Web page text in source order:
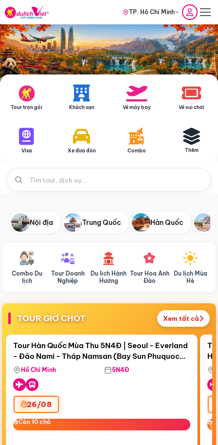
TP. Hồ Chí Minh
Tour trọn gói Khách sạn Vé máy bay Vé vui chơi
Visa Xe đưa đón Combo Thêm
Nội địa Trung Quốc Hàn Quốc
Combo Du
lịch
Tour Doanh
Nghiệp
Du lịch Hành
Hương
Tour Hoa Anh
Đào
Du lịch Mùa
Hè
TOUR GIỜ CHÓT Xem tất cả
Còn18 ngày 09:10:20
Bay Sun Phuquoc Airways
Điểm nổi bật
Tour Hàn Quốc Mùa Thu 5N4Đ | Seoul - Everland
- Đảo Nami - Tháp Namsan (Bay Sun Phuquoc
Airways)
Hồ Chí Minh 5N4Đ
26/08
Còn 10 chỗ
Còn 10 chỗ